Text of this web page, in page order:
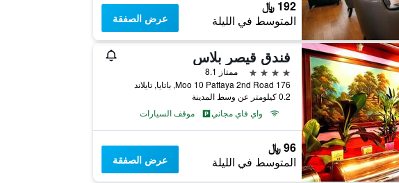
192 ﷼
المتوسط في الليلة عرض الصفقة
فندق قيصر بلاس
4 نجوم
ممتاز 8.1
176 Moo 10 Pattaya 2nd Road, باتايا, تايلاند
0.2 كيلومتر عن وسط المدينة
واي فاي مجاني
موقف السيارات
96 ﷼
المتوسط في الليلة عرض الصفقة